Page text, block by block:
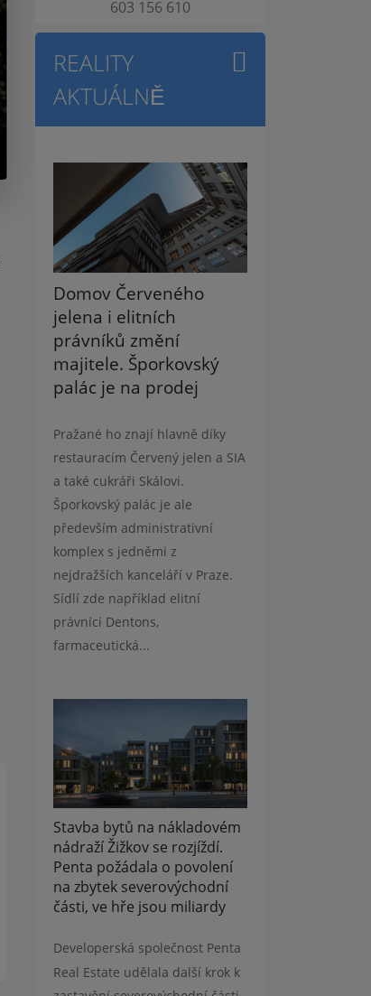
603 156 610
REALITY
AKTUÁLNĚ
Domov Červeného
jelena i elitních
právníků změní
majitele. Šporkovský
palác je na prodej
Pražané ho znají hlavně díky
restauracím Červený jelen a SIA
a také cukráři Skálovi.
Šporkovský palác je ale
především administrativní
komplex s jedněmi z
nejdražších kanceláří v Praze.
Sídlí zde například elitní
právníci Dentons,
farmaceutická...
Stavba bytů na nákladovém
nádraží Žižkov se rozjíždí.
Penta požádala o povolení
na zbytek severovýchodní
části, ve hře jsou miliardy
Developerská společnost Penta
Real Estate udělala další krok k